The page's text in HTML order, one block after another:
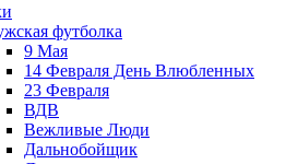
футболка
9 Мая
14 Февраля День Влюбленных
23 Февраля
ВДВ
Вежливые Люди
Дальнобойщик